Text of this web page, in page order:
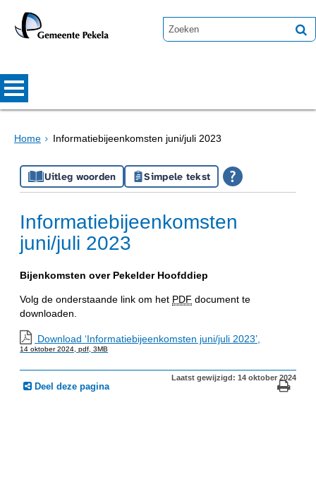
Home Informatiebijeenkomsten juni/juli 2023
Uitleg woorden Simpele tekst
Informatiebijeenkomsten
juni/juli 2023
Bijenkomsten over Pekelder Hoofddiep
Volg de onderstaande link om het PDF document te
downloaden.
Download ‘Informatiebijeenkomsten juni/juli 2023’,
14 oktober 2024,pdf , 3MB
Deel deze pagina
Laatst gewijzigd: 14 oktober 2024